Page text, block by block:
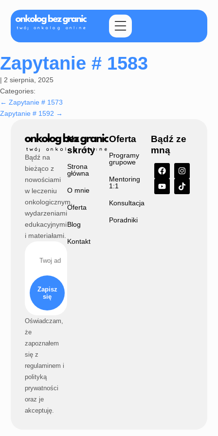
Zapytanie # 1583
| 2 sierpnia, 2025
Categories:
← Zapytanie # 1573
Zapytanie # 1592 →
Bądź na
bieżąco z
nowościami
w leczeniu
onkologicznym,
wydarzeniami
edukacyjnymi
i materiałami.
Zapisz
się
Oświadczam,
że
zapoznałem
się z
regulaminem i
polityką
prywatności
oraz je
akceptuję.
Na
skróty
Strona
główna
O mnie
Oferta
Blog
Kontakt
Oferta
Programy
grupowe
Mentoring
1:1
Konsultacja
Poradniki
Bądź ze
mną